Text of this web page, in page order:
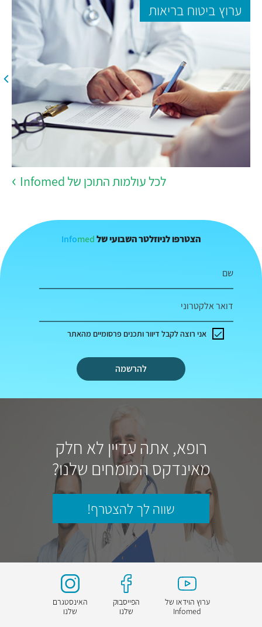
ערוץ ביטוח בריאות
לכל עולמות התוכן של Infomed
הצטרפו לניוזלטר השבועי של Infomed
שם
דואר אלקטרוני
להרשמה
אני רוצה לקבל דיוור ותכנים פרסומיים מהאתר
רופא, אתה עדיין לא חלק
מאינדקס המומחים שלנו?
שווה לך להצטרף!
ערוץ הוידאו של
Infomed
הפייסבוק
שלנו
האינסטגרם
שלנו